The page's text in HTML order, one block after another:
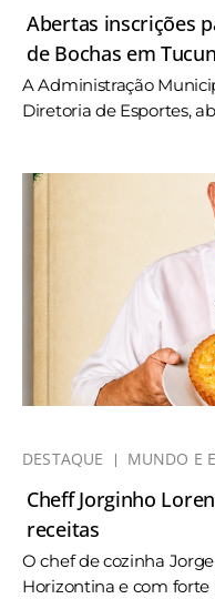
Abertas inscrições
de Bochas em
A Administração
Diretoria de Esportes,
DESTAQUE MUNDO E
Cheff Jorginho
receitas
O chef de cozinha
Horizontina e com forte